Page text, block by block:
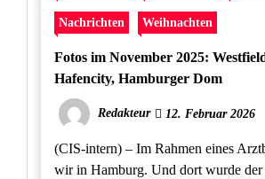
Nachrichten Weihnachten
Fotos im November 2025:
Hafencity, Hamburger Dom
Redakteur 12. Februar 2026
(CIS-intern) – Im Rahmen eines
wir in Hamburg. Und dort wurde der